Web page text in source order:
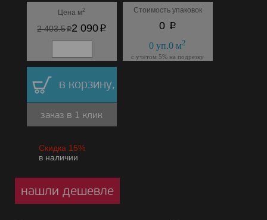
Цена м2
2 403.5p2 090p
Стоимость упаковок
0 p
0 уп.0 м2
с учётом 5% на подрезку
в корзину,
заказ в 1 клик
Скидка 15%
в наличии
нашли дешевле